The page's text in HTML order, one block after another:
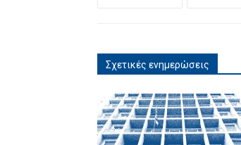
Σχετικές ενημερώσεις